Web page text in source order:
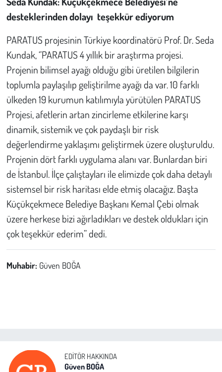
desteklerinden dolayı teşekkür ediyorum
PARATUS projesinin Türkiye koordinatörü Prof. Dr. Seda
Kundak, ‘’PARATUS 4 yıllık bir araştırma projesi.
Projenin bilimsel ayağı olduğu gibi üretilen bilgilerin
toplumla paylaşılıp geliştirilme ayağı da var. 10 farklı
ülkeden 19 kurumun katılımıyla yürütülen PARATUS
Projesi, afetlerin artan zincirleme etkilerine karşı
dinamik, sistemik ve çok paydaşlı bir risk
değerlendirme yaklaşımı geliştirmek üzere oluşturuldu.
Projenin dört farklı uygulama alanı var. Bunlardan biri
de İstanbul. İlçe çalıştayları ile elimizde çok daha detaylı
sistemsel bir risk haritası elde etmiş olacağız. Başta
Küçükçekmece Belediye Başkanı Kemal Çebi olmak
üzere herkese bizi ağırladıkları ve destek oldukları için
çok teşekkür ederim’’ dedi.
Muhabir: Güven BOĞA
EDITÖR HAKKINDA
Güven BOĞA